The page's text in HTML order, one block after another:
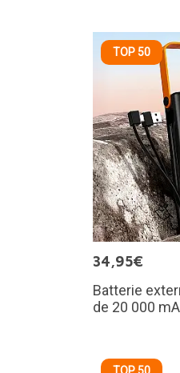
TOP 50
34,95€
Batterie
de 20 000